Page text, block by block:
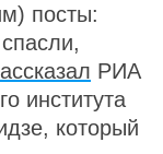
посты:
РИА
института
который